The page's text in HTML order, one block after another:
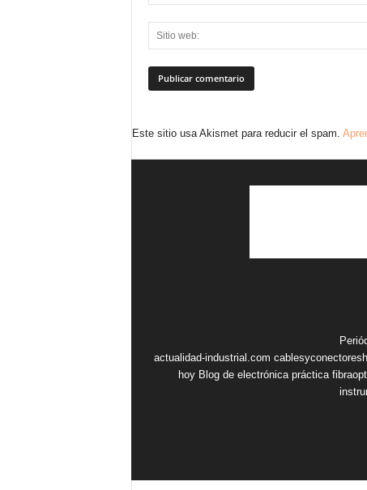
Este sitio usa Akismet para reducir el spam.
actualidad-industrial.com
hoy Blog de electrónica práctica